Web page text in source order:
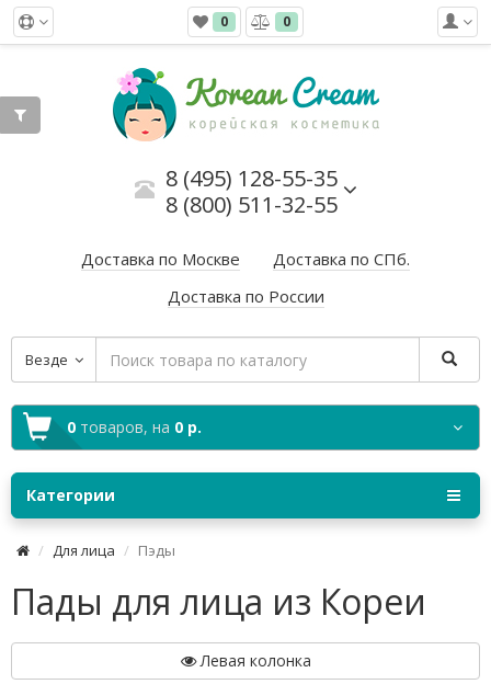
0 0
8 (495) 128-55-35
8 (800) 511-32-55
Доставка по Москве
Доставка по СПб.
Доставка по России
Везде
0 товаров, на 0 р.
Категории
Для лица Пэды
Пады для лица из Кореи
Левая колонка